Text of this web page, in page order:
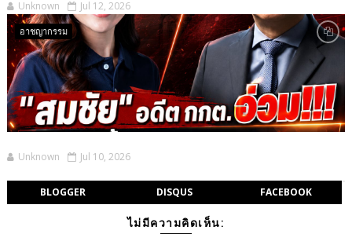
Unknown Jul 12, 2026
อาชญากรรม
Unknown Jul 10, 2026
BLOGGER DISQUS FACEBOOK
ไม่มีความคิดเห็น: